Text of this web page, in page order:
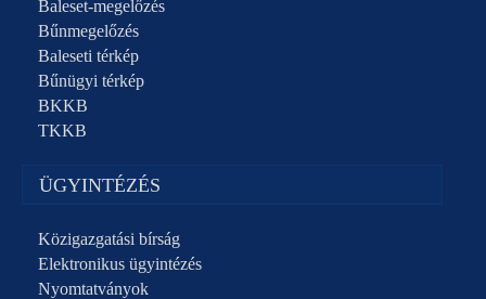
Baleset-megelőzés
Bűnmegelőzés
Baleseti térkép
Bűnügyi térkép
BKKB
TKKB
ÜGYINTÉZÉS
Közigazgatási bírság
Elektronikus ügyintézés
Nyomtatványok